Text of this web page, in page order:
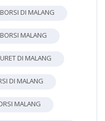
DI MALANG
MALANG
DI MALANG
DI MALANG
MALANG